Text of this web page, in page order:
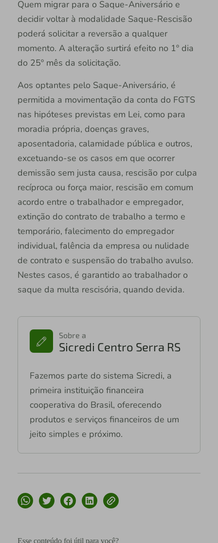
Quem migrar para o Saque-Aniversário e
decidir voltar à modalidade Saque-Rescisão
poderá solicitar a reversão a qualquer
momento. A alteração surtirá efeito no 1º dia
do 25º mês da solicitação.
Aos optantes pelo Saque-Aniversário, é
permitida a movimentação da conta do FGTS
nas hipóteses previstas em Lei, como para
moradia própria, doenças graves,
aposentadoria, calamidade pública e outros,
excetuando-se os casos em que ocorrer
demissão sem justa causa, rescisão por culpa
recíproca ou força maior, rescisão em comum
acordo entre o trabalhador e empregador,
extinção do contrato de trabalho a termo e
temporário, falecimento do empregador
individual, falência da empresa ou nulidade
de contrato e suspensão do trabalho avulso.
Nestes casos, é garantido ao trabalhador o
saque da multa rescisória, quando devida.
Sobre a
Sicredi Centro Serra RS
Fazemos parte do sistema Sicredi, a
primeira instituição financeira
cooperativa do Brasil, oferecendo
produtos e serviços financeiros de um
jeito simples e próximo.
Esse conteúdo foi útil para você?